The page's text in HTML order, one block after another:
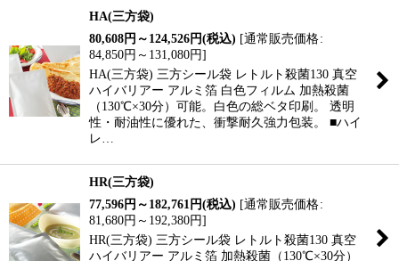
HA(三方袋)
80,608円 ～124,526円(税込) [通常販売価格:
84,850円 ～131,080円]
HA(三方袋) 三方シール袋 レトルト殺菌130 真空
ハイバリアー アルミ箔 白色フィルム 加熱殺菌
（130℃×30分）可能。白色の総ベタ印刷。 透明
性・耐油性に優れた、衝撃耐久強力包装。 ■ハイ
レ…
HR(三方袋)
77,596円 ～182,761 円(税込) [通常販売価格:
81,680円 ～192,380円]
HR(三方袋) 三方シール袋 レトルト殺菌130 真空
ハイバリアー アルミ箔 加熱殺菌（130℃×30分）